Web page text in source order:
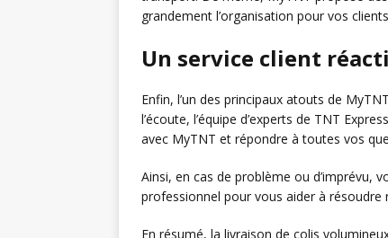
grandement l’organisation pour vos
Un service client
Enfin, l’un des principaux atouts de
l’écoute, l’équipe d’experts de TNT
avec MyTNT et répondre à toutes vos
Ainsi, en cas de problème ou d’imprévu,
professionnel pour vous aider à résoudre
En résumé, la livraison de colis